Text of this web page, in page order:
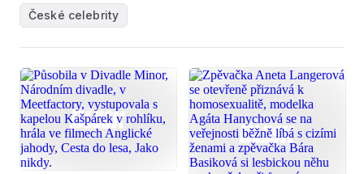
České celebrity